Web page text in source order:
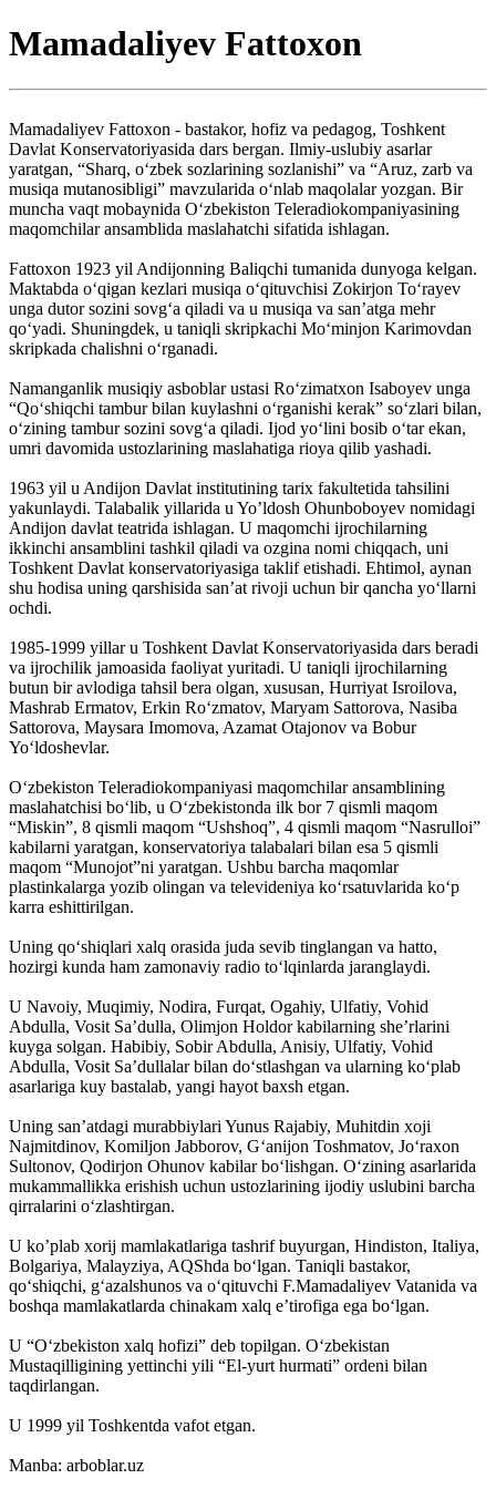
Mamadaliyev Fattoxon
Mamadaliyev Fattoxon - bastakor, hofiz va pedagog, Toshkent
Davlat Konservatoriyasida dars bergan. Ilmiy-uslubiy asarlar
yaratgan, “Sharq, o‘zbek sozlarining sozlanishi” va “Aruz, zarb va
musiqa mutanosibligi” mavzularida o‘nlab maqolalar yozgan. Bir
muncha vaqt mobaynida O‘zbekiston Teleradiokompaniyasining
maqomchilar ansamblida maslahatchi sifatida ishlagan.
Fattoxon 1923 yil Andijonning Baliqchi tumanida dunyoga kelgan.
Maktabda o‘qigan kezlari musiqa o‘qituvchisi Zokirjon To‘rayev
unga dutor sozini sovg‘a qiladi va u musiqa va san’atga mehr
qo‘yadi. Shuningdek, u taniqli skripkachi Mo‘minjon Karimovdan
skripkada chalishni o‘rganadi.
Namanganlik musiqiy asboblar ustasi Ro‘zimatxon Isaboyev unga
“Qo‘shiqchi tambur bilan kuylashni o‘rganishi kerak” so‘zlari bilan,
o‘zining tambur sozini sovg‘a qiladi. Ijod yo‘lini bosib o‘tar ekan,
umri davomida ustozlarining maslahatiga rioya qilib yashadi.
1963 yil u Andijon Davlat institutining tarix fakultetida tahsilini
yakunlaydi. Talabalik yillarida u Yo’ldosh Ohunboboyev nomidagi
Andijon davlat teatrida ishlagan. U maqomchi ijrochilarning
ikkinchi ansamblini tashkil qiladi va ozgina nomi chiqqach, uni
Toshkent Davlat konservatoriyasiga taklif etishadi. Ehtimol, aynan
shu hodisa uning qarshisida san’at rivoji uchun bir qancha yo‘llarni
ochdi.
1985-1999 yillar u Toshkent Davlat Konservatoriyasida dars beradi
va ijrochilik jamoasida faoliyat yuritadi. U taniqli ijrochilarning
butun bir avlodiga tahsil bera olgan, xususan, Hurriyat Isroilova,
Mashrab Ermatov, Erkin Ro‘zmatov, Maryam Sattorova, Nasiba
Sattorova, Maysara Imomova, Azamat Otajonov va Bobur
Yo‘ldoshevlar.
O‘zbekiston Teleradiokompaniyasi maqomchilar ansamblining
maslahatchisi bo‘lib, u O‘zbekistonda ilk bor 7 qismli maqom
“Miskin”, 8 qismli maqom “Ushshoq”, 4 qismli maqom “Nasrulloi”
kabilarni yaratgan, konservatoriya talabalari bilan esa 5 qismli
maqom “Munojot”ni yaratgan. Ushbu barcha maqomlar
plastinkalarga yozib olingan va televideniya ko‘rsatuvlarida ko‘p
karra eshittirilgan.
Uning qo‘shiqlari xalq orasida juda sevib tinglangan va hatto,
hozirgi kunda ham zamonaviy radio to‘lqinlarda jaranglaydi.
U Navoiy, Muqimiy, Nodira, Furqat, Ogahiy, Ulfatiy, Vohid
Abdulla, Vosit Sa’dulla, Olimjon Holdor kabilarning she’rlarini
kuyga solgan. Habibiy, Sobir Abdulla, Anisiy, Ulfatiy, Vohid
Abdulla, Vosit Sa’dullalar bilan do‘stlashgan va ularning ko‘plab
asarlariga kuy bastalab, yangi hayot baxsh etgan.
Uning san’atdagi murabbiylari Yunus Rajabiy, Muhitdin xoji
Najmitdinov, Komiljon Jabborov, G‘anijon Toshmatov, Jo‘raxon
Sultonov, Qodirjon Ohunov kabilar bo‘lishgan. O‘zining asarlarida
mukammallikka erishish uchun ustozlarining ijodiy uslubini barcha
qirralarini o‘zlashtirgan.
U ko’plab xorij mamlakatlariga tashrif buyurgan, Hindiston, Italiya,
Bolgariya, Malayziya, AQShda bo‘lgan. Taniqli bastakor,
qo‘shiqchi, g‘azalshunos va o‘qituvchi F.Mamadaliyev Vatanida va
boshqa mamlakatlarda chinakam xalq e’tirofiga ega bo‘lgan.
U “O‘zbekiston xalq hofizi” deb topilgan. O‘zbekistan
Mustaqilligining yettinchi yili “El-yurt hurmati” ordeni bilan
taqdirlangan.
U 1999 yil Toshkentda vafot etgan.
Manba: arboblar.uz